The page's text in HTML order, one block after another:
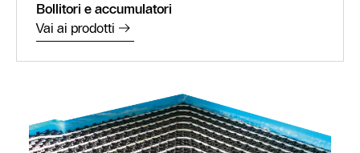
Bollitori e accumulatori
Vai ai prodotti